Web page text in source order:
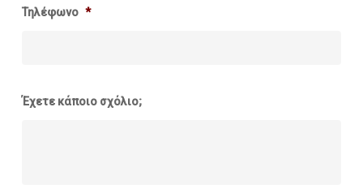
Τηλέφωνο *
Έχετε κάποιο σχόλιο;